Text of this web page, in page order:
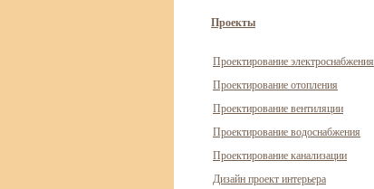
Проекты
Проектирование электроснабжения
Проектирование отопления
Проектирование вентиляции
Проектирование водоснабжения
Проектирование канализации
Дизайн проект интерьера